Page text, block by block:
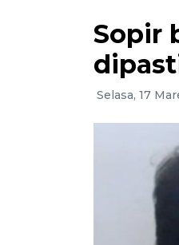
Sopir
Selasa, 17